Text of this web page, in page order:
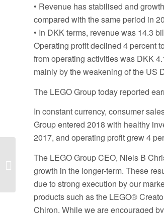
• Revenue has stabilised and
compared with the same period in
• In DKK terms, revenue was 14.3
Operating profit declined 4 percent
from operating activities was DKK
mainly by the weakening of the US
The LEGO Group today reported
In constant currency, consumer
Group entered 2018 with healthy
2017, and operating profit grew 4
The LEGO Group CEO, Niels B
growth in the longer-term. These
due to strong execution by our
products such as the LEGO®
Chiron. While we are encouraged
Calendar’lar (Yılbaşı
Takvimi) Tam Seri
Halinde Çıktı...